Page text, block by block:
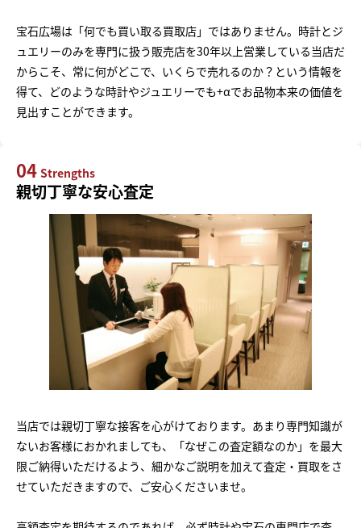
宝石広場は「何でも買い取る買取店」ではありません。時計とジ
ュエリーのみを専門に扱う販売店を30年以上営業している当店だ
からこそ、常に何がどこで、いくらで売れるのか？という情報を
得て、どのような時計やジュエリーでも+αでお品物本来の価値を
見出すことができます。
04 Strengths
親切丁寧な安心査定
当店では親切丁寧な接客を心がけております。あまり専門知識が
ないお客様におかれましても、「なぜこの査定額なのか」を最大
限ご納得いただけるよう、細かなご説明を加えて査定・買取をさ
せていただきますので、ご安心くださいませ。